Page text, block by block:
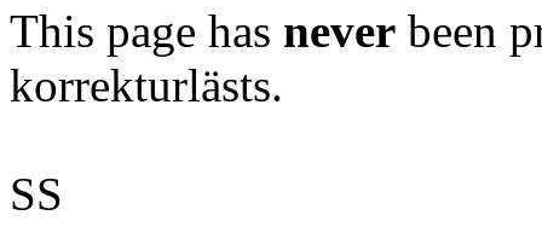
This page has never been
korrekturlästs.
SS